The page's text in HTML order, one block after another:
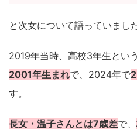
と次女について語っていました
2019年当時、高校3年生とい
2001年生まれで、2024年で
す。
長女・温子さんとは7歳差で、